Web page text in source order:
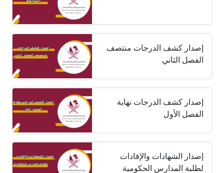
إصدار كشف الدرجات منتصف
الفصل الثاني
إصدار كشف الدرجات نهاية
الفصل الأول
إصدار الشهادات والإفادات
لطلبة المدارس الحكومية